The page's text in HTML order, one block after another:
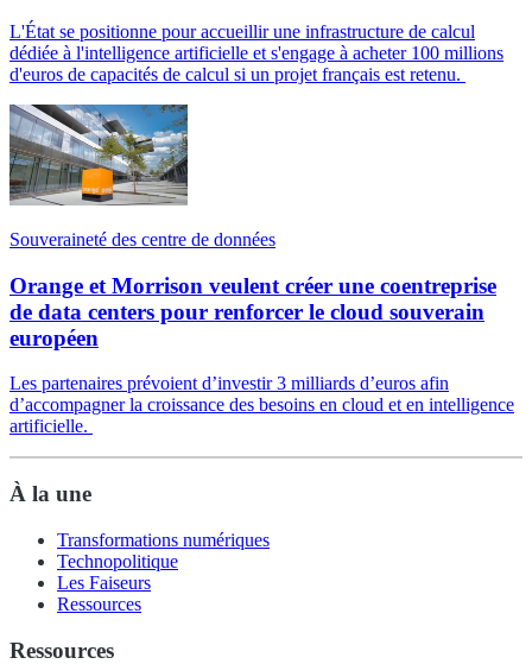
L'État se positionne pour accueillir une infrastructure de calcul
dédiée à l'intelligence artificielle et s'engage à acheter 100 millions
d'euros de capacités de calcul si un projet français est retenu.
Souveraineté des centre de données
Orange et Morrison veulent créer une coentreprise
de data centers pour renforcer le cloud souverain
européen
Les partenaires prévoient d’investir 3 milliards d’euros afin
d’accompagner la croissance des besoins en cloud et en intelligence
artificielle.
À la une
Transformations numériques
Technopolitique
Les Faiseurs
Ressources
Ressources